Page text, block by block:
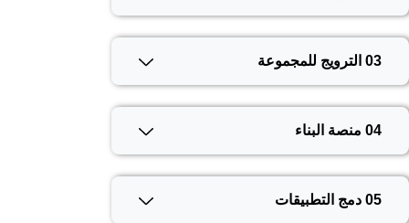
03 الترويج للمجموعة
04 منصة البناء
05 دمج التطبيقات